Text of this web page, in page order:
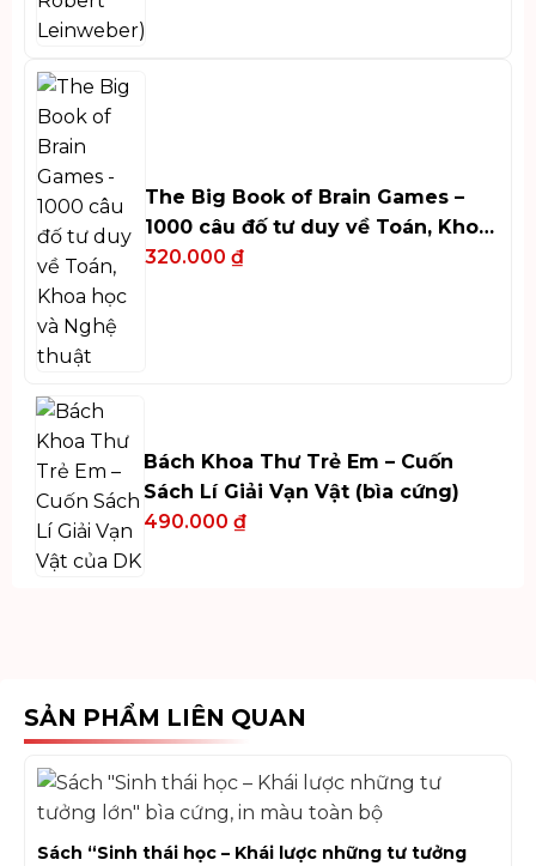
The Big Book of Brain Games –
1000 câu đố tư duy về Toán, Khoa
học và Nghệ thuật
320.000 ₫
Bách Khoa Thư Trẻ Em – Cuốn
Sách Lí Giải Vạn Vật (bìa cứng)
490.000 ₫
SẢN PHẨM LIÊN QUAN
Sách “Sinh thái học – Khái lược những tư tưởng